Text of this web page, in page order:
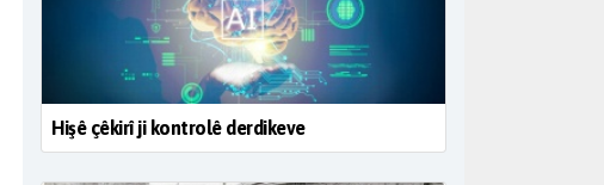
Hişê çêkirî ji kontrolê derdikeve